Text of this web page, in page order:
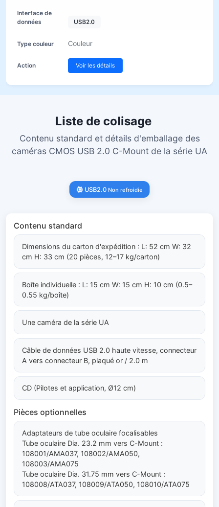
USB2.0
Couleur
Voir les détails
Liste de colisage
Contenu standard et détails d'emballage des
caméras CMOS USB 2.0 C-Mount de la série UA
USB2.0 Non refroidie
Contenu standard
Dimensions du carton d'expédition : L: 52 cm W: 32
cm H: 33 cm (20 pièces, 12–17 kg/carton)
Boîte individuelle : L: 15 cm W: 15 cm H: 10 cm (0.5–
0.55 kg/boîte)
Une caméra de la série UA
Câble de données USB 2.0 haute vitesse, connecteur
A vers connecteur B, plaqué or / 2.0 m
CD (Pilotes et application, Ø12 cm)
Pièces optionnelles
Adaptateurs de tube oculaire focalisables
Tube oculaire Dia. 23.2 mm vers C-Mount :
108001/AMA037, 108002/AMA050,
108003/AMA075
Tube oculaire Dia. 31.75 mm vers C-Mount :
108008/ATA037, 108009/ATA050, 108010/ATA075